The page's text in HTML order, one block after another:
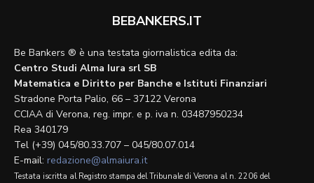
BEBANKERS.IT
Be Bankers ® è una testata giornalistica edita da:
Centro Studi Alma Iura srl SB
Matematica e Diritto per Banche e Istituti Finanziari
Stradone Porta Palio, 66 – 37122 Verona
CCIAA di Verona, reg. impr. e p. iva n. 03487950234
Rea 340179
Tel (+39) 045/80.33.707 – 045/80.07.014
E-mail: redazione@almaiura.it
Testata iscritta al Registro stampa del Tribunale di Verona al n. 2206 del